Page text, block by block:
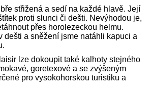
střižená a sedí na každé hlavě. Její
proti slunci či dešti. Nevýhodou je,
přes horolezeckou helmu.
dešti a sněžení jsme natáhli kapuci a
lze dokoupit také kalhoty stejného
goretexové a se zvýšeným
pro vysokohorskou turistiku a